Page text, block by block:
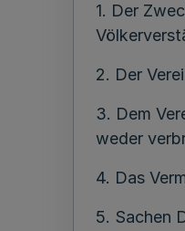
1. Der
2. Der
3. Dem
weder
4. Das
5. Sachen